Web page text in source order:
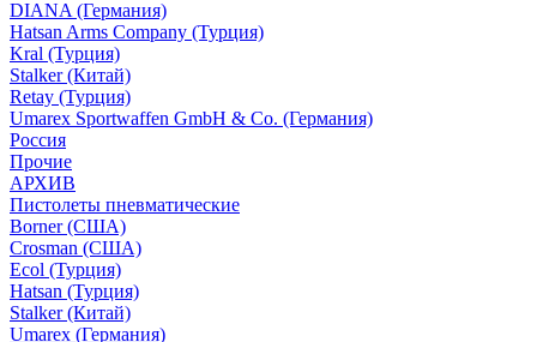
DIANA (Германия)
Hatsan Arms Company (Турция)
Kral (Турция)
Stalker (Китай)
Retay (Турция)
Umarex Sportwaffen GmbH & Co. (Германия)
Россия
Прочие
АРХИВ
Пистолеты пневматические
Borner (США)
Crosman (США)
Ecol (Турция)
Hatsan (Турция)
Stalker (Китай)
Umarex (Германия)